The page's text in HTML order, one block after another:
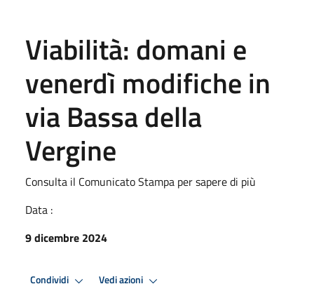
Viabilità: domani e
venerdì modifiche in
via Bassa della
Vergine
Consulta il Comunicato Stampa per sapere di più
Data :
9 dicembre 2024
Condividi Vedi azioni